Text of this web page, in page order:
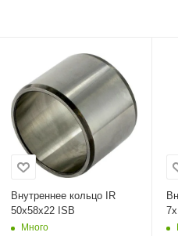
Внутреннее кольцо IR
50x58x22 ISB
Много